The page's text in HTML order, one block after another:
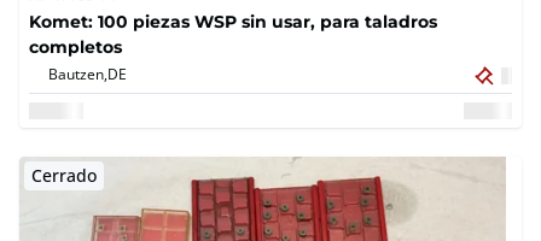
Komet: 100 piezas WSP sin usar, para taladros
completos
Bautzen,DE
Cerrado